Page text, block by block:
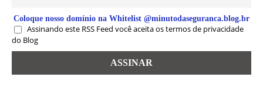
Coloque nosso domínio na Whitelist @minutodaseguranca.blog.br
Assinando este RSS Feed você aceita os termos de privacidade
do Blog